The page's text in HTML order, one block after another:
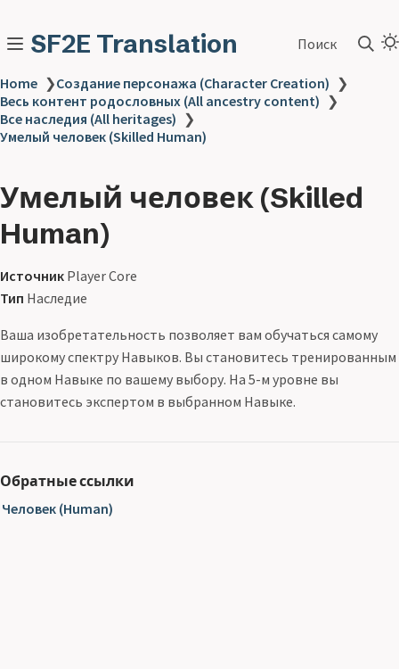
SF2E Translation Поиск
Home ❯Создание персонажа (Character Creation) ❯
Весь контент родословных (All ancestry content) ❯
Все наследия (All heritages) ❯
Умелый человек (Skilled Human)
Умелый человек (Skilled
Human)
Источник Player Core
Тип Наследие
Ваша изобретательность позволяет вам обучаться самому
широкому спектру Навыков. Вы становитесь тренированным
в одном Навыке по вашему выбору. На 5-м уровне вы
становитесь экспертом в выбранном Навыке.
Обратные ссылки
Человек (Human)